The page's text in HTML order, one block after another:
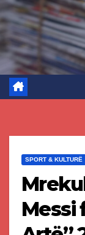
SPORT & KULTURË
Messi